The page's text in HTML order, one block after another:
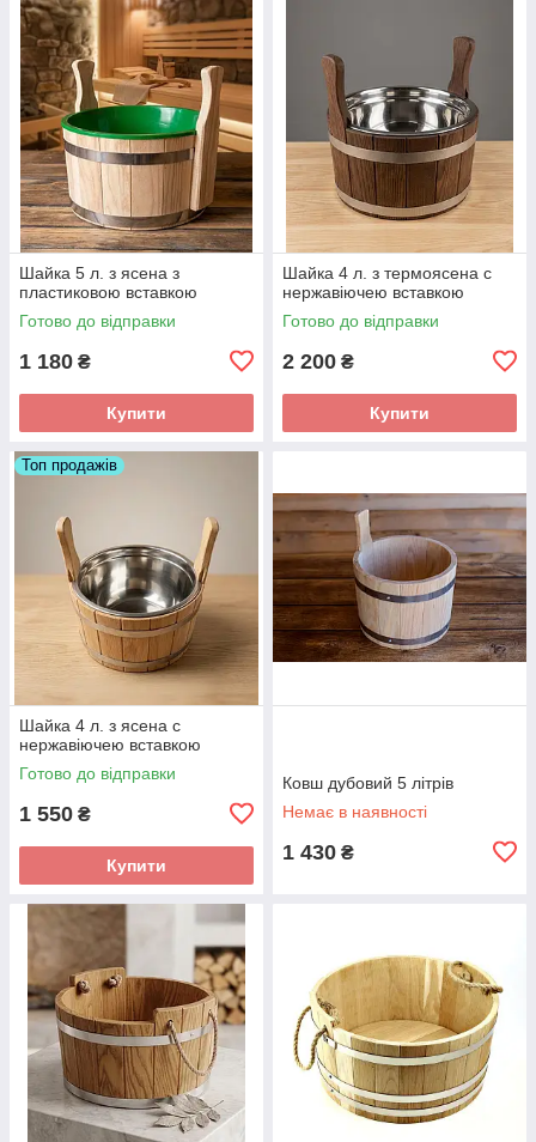
Шайка 5 л. з ясена з
пластиковою вставкою
Готово до відправки
1 180 ₴
Купити
Шайка 4 л. з термоясена с
нержавіючею вставкою
Готово до відправки
2 200 ₴
Купити
Топ продажів
Шайка 4 л. з ясена с
нержавіючею вставкою
Готово до відправки
1 550 ₴
Купити
Ковш дубовий 5 літрів
Немає в наявності
1 430 ₴